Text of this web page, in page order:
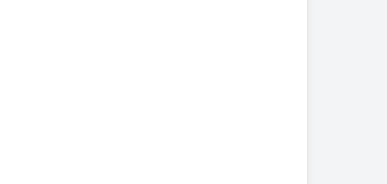
見過雙親感情破裂的兩人對男女關係慎重看待，約好要保持適度的距離，既不
何以哥哥的身分與她相處。某些地方十分相似的兩人，逐漸感受到與對方共同
近、彼此關係漸漸改變的──戀愛生活小說。